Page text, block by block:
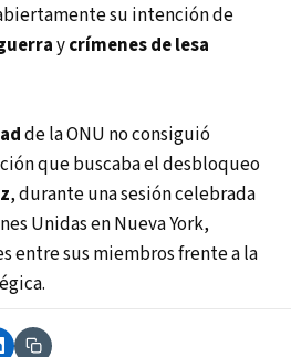
su intención de
ycrímenes de lesa
de la ONU no consiguió
que buscaba el desbloqueo
, durante una sesión celebrada
Unidas en Nueva York,
entre sus miembros frente a la